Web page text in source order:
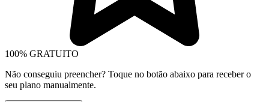
100% GRATUITO
Não conseguiu preencher? Toque no botão abaixo para receber o
seu plano manualmente.